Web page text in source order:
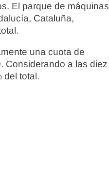
El parque de máquinas
Cataluña,
una cuota de
Considerando a las diez
del total.